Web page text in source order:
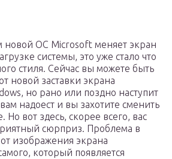
ОС Microsoft меняет экран
системы, это уже стало что
стиля. Сейчас вы можете быть
новой заставки экрана
но рано или поздно наступит
надоест и вы захотите сменить
Но вот здесь, скорее всего, вас
сюрприз. Проблема в
изображения экрана
который появляется